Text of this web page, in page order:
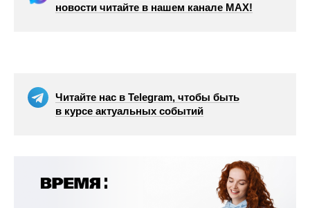
новости читайте в нашем канале МАХ!
Читайте нас в Telegram, чтобы быть
в курсе актуальных событий